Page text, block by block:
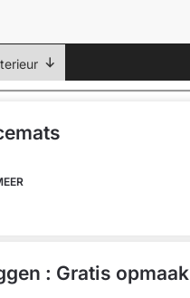
: Gratis opmaak